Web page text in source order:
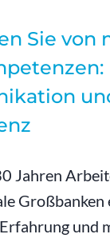
Sie von
Jahren
Großbanken
und